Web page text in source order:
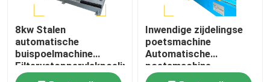
8kw Stalen
automatische
buispoelmachine
Filtervatoppervlakpoeling
Inwendige zijdelingse
poetsmachine
Automatische
poetsmachine
Poetsmachine voor een